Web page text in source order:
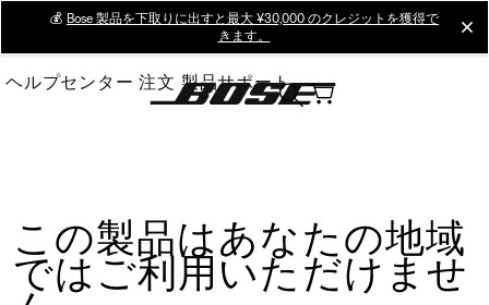
Main
💰 Bose 製品を下取りに出すと最大 ¥30,000 のクレジットを獲得で
きます。
ヘルプセンター 注文 製品サポート
この製品はあなたの地域
ではご利用いただけませ